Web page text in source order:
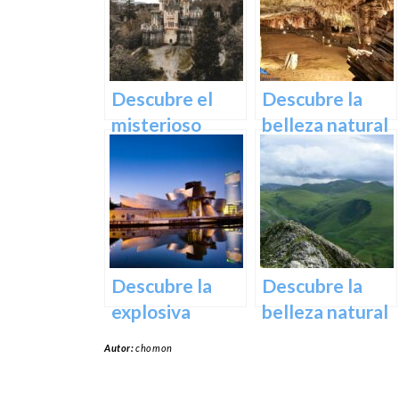
Experiencia
Inolvidable en
Euskadi
de Oñati
Descubre el
misterioso
Castillo de
Butrón
Descubre la
belleza natural
de Las Cuevas
de Pozalagua:
Información y
Consejos.
Descubre la
explosiva
Descubre la
belleza natural
Autor:chomon